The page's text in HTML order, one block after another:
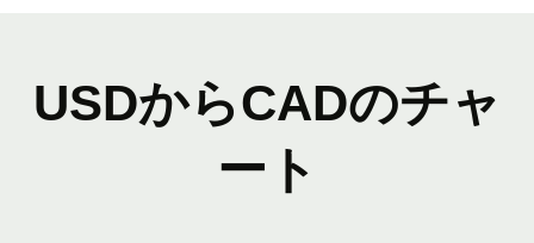
USDからCADのチャ
ート